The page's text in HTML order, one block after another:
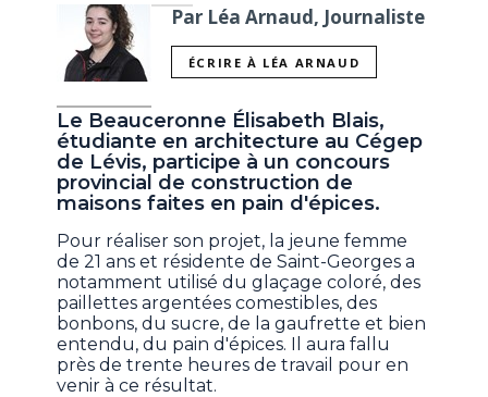
Par Léa Arnaud, Journaliste
ÉCRIRE À LÉA ARNAUD
Le Beauceronne Élisabeth Blais,
étudiante en architecture au Cégep
de Lévis, participe à un concours
provincial de construction de
maisons faites en pain d'épices.
Pour réaliser son projet, la jeune femme
de 21 ans et résidente de Saint-Georges a
notamment utilisé du glaçage coloré, des
paillettes argentées comestibles, des
bonbons, du sucre, de la gaufrette et bien
entendu, du pain d'épices. Il aura fallu
près de trente heures de travail pour en
venir à ce résultat.